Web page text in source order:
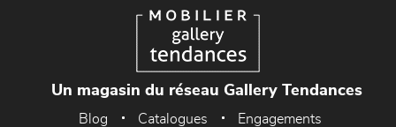
Un magasin du réseau Gallery Tendances
Blog Catalogues Engagements